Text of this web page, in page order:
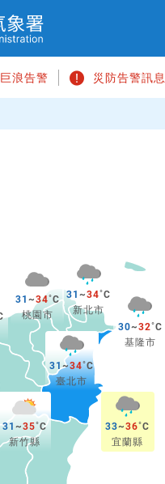
巨浪告警 災防告警訊息
30~32
基隆市
31~34
臺北市
31~34
新北市
31 ~34
桃園市
31 ~35
新竹縣
33~36
宜蘭縣